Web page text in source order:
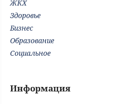
ЖКХ
Здоровье
Бизнес
Образование
Социальное
Информация